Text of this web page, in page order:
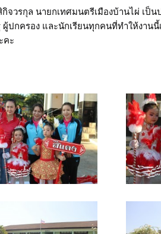
จวรกุล นายกเทศมนตรีเมืองบ้านไผ่ เป็น
กครอง และนักเรียนทุกคนที่ทำให้งาน
คะ